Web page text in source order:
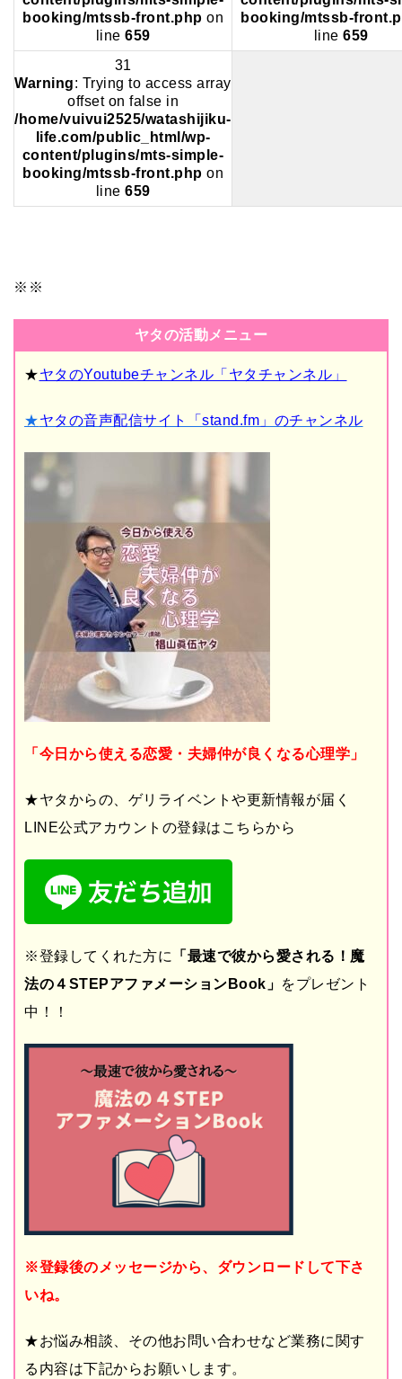
booking/mtssb-front.php on
line 659
booking/mtssb-
line 659
31
Warning: Trying to access array
offset on false in
/home/vuivui2525/watashijiku-
life.com/public_html/wp-
content/plugins/mts-simple-
booking/mtssb-front.php on
line 659
※※
ヤタの活動メニュー
★ヤタのYoutubeチャンネル「ヤタチャンネル」
★ヤタの音声配信サイト「stand.fm」のチャンネル
「今日から使える恋愛・夫婦仲が良くなる心理学」
★ヤタからの、ゲリライベントや更新情報が届く
LINE公式アカウントの登録はこちらから
※登録してくれた方に
「最速で彼から愛される！魔
法の４STEPアファメーションBook」 をプレゼント
中！！
※登録後のメッセージから、ダウンロードして下さ
いね。
★お悩み相談、その他お問い合わせなど業務に関す
る内容は下記からお願いします。